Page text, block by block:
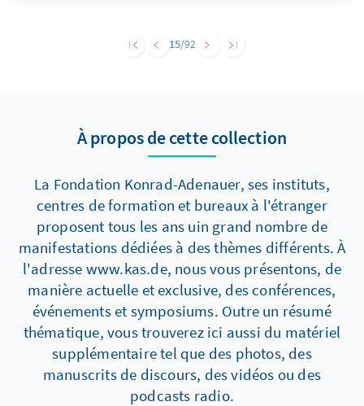
Seine Erfahrungen von Ausgrenzung, Willkür
15/92
À propos de cette collection
La Fondation Konrad-Adenauer, ses instituts,
centres de formation et bureaux à l'étranger
proposent tous les ans uin grand nombre de
manifestations dédiées à des thèmes différents. À
l'adresse www.kas.de, nous vous présentons, de
manière actuelle et exclusive, des conférences,
événements et symposiums. Outre un résumé
thématique, vous trouverez ici aussi du matériel
supplémentaire tel que des photos, des
manuscrits de discours, des vidéos ou des
podcasts radio.